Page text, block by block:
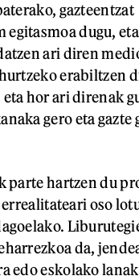
gazteentzat
egitasmoa dugu,
ari diren
erabiltzen
hor ari direnak
gero eta gazte
parte hartzen du
oso
da,
edo eskolako